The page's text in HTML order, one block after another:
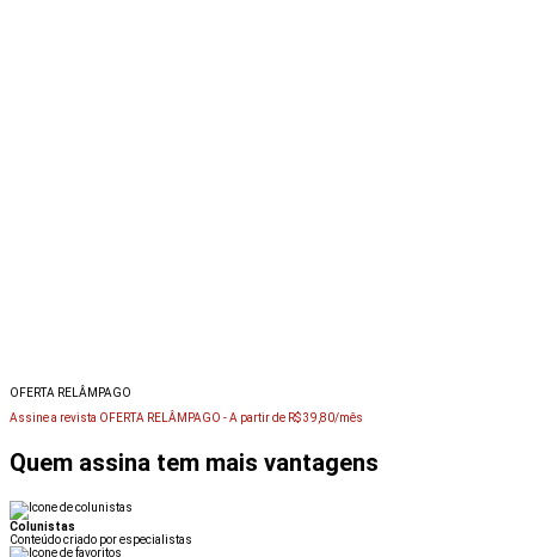
OFERTA RELÂMPAGO
Assine a revista OFERTA RELÂMPAGO -A partir de R$ 39,80/mês
Quem assina tem mais vantagens
Colunistas
Conteúdo criado por especialistas